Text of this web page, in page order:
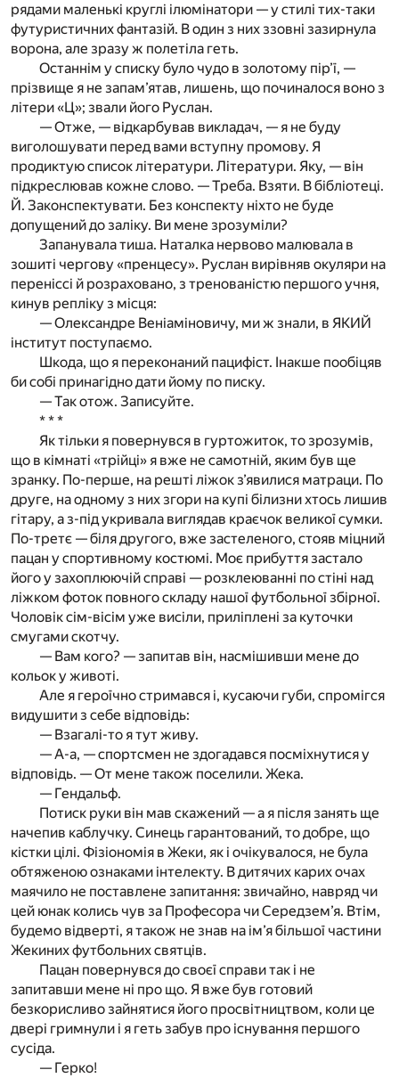
рядами маленькі круглі ілюмінатори — у стилі тих-таки
футуристичних фантазій. В один з них ззовні зазирнула
ворона, але зразу ж полетіла геть.
Останнім у списку було чудо в золотому пір’ї, —
прізвище я не запам’ятав, лишень, що починалося воно з
літери «Ц»; звали його Руслан.
— Отже, — відкарбував викладач, — я не буду
виголошувати перед вами вступну промову. Я
продиктую список літератури. Літератури. Яку, — він
підкреслював кожне слово. — Треба. Взяти. В бібліотеці.
Й. Законспектувати. Без конспекту ніхто не буде
допущений до заліку. Ви мене зрозуміли?
Запанувала тиша. Наталка нервово малювала в
зошиті чергову «пренцесу». Руслан вирівняв окуляри на
переніссі й розраховано, з тренованістю першого учня,
кинув репліку з місця:
— Олександре Веніаміновичу, ми ж знали, в ЯКИЙ
інститут поступаємо.
Шкода, що я переконаний пацифіст. Інакше пообіцяв
би собі принагідно дати йому по писку.
— Так отож. Записуйте.
* * *
Як тільки я повернувся в гуртожиток, то зрозумів,
що в кімнаті «трійці» я вже не самотній, яким був ще
зранку. По-перше, на решті ліжок з’явилися матраци. По
друге, на одному з них згори на купі білизни хтось лишив
гітару, а з-під укривала виглядав краєчок великої сумки.
По-третє — біля другого, вже застеленого, стояв міцний
пацан у спортивному костюмі. Моє прибуття застало
його у захоплюючій справі — розклеюванні по стіні над
ліжком фоток повного складу нашої футбольної збірної.
Чоловік сім-вісім уже висіли, приліплені за куточки
смугами скотчу.
— Вам кого? — запитав він, насмішивши мене до
кольок у животі.
Але я героїчно стримався і, кусаючи губи, спромігся
видушити з себе відповідь:
— Взагалі-то я тут живу.
— А-а, — спортсмен не здогадався посміхнутися у
відповідь. — От мене також поселили. Жека.
— Гендальф.
Потиск руки він мав скажений — а я після занять ще
начепив каблучку. Синець гарантований, то добре, що
кістки цілі. Фізіономія в Жеки, як і очікувалося, не була
обтяженою ознаками інтелекту. В дитячих карих очах
маячило не поставлене запитання: звичайно, навряд чи
цей юнак колись чув за Професора чи Середзем’я. Втім,
будемо відверті, я також не знав на ім’я більшої частини
Жекиних футбольних святців.
Пацан повернувся до своєї справи так і не
запитавши мене ні про що. Я вже був готовий
безкорисливо зайнятися його просвітництвом, коли це
двері гримнули і я геть забув про існування першого
сусіда.
— Герко!